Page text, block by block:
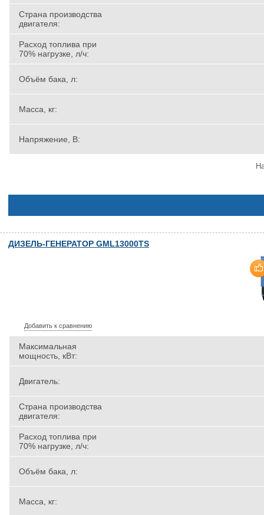
Страна производства
двигателя:
Расход топлива при
70% нагрузке, л/ч:
Объём бака, л:
Масса, кг:
Напряжение, В:
ДИЗЕЛЬ-ГЕНЕРАТОР GML13000TS
Добавить к сравнению
Максимальная
мощность, кВт:
Двигатель:
Страна производства
двигателя:
Расход топлива при
70% нагрузке, л/ч:
Объём бака, л:
Масса, кг: